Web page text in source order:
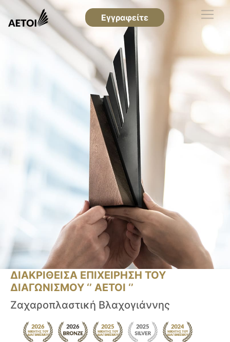
Εγγραφείτε
ΔΙΑΚΡΙΘΕΙΣΑ ΕΠΙΧΕΙΡΗΣΗ ΤΟΥ
ΔΙΑΓΩΝΙΣΜΟΥ ‘’ ΑΕΤΟΙ ‘’
Ζαχαροπλαστική Βλαχογιάννης